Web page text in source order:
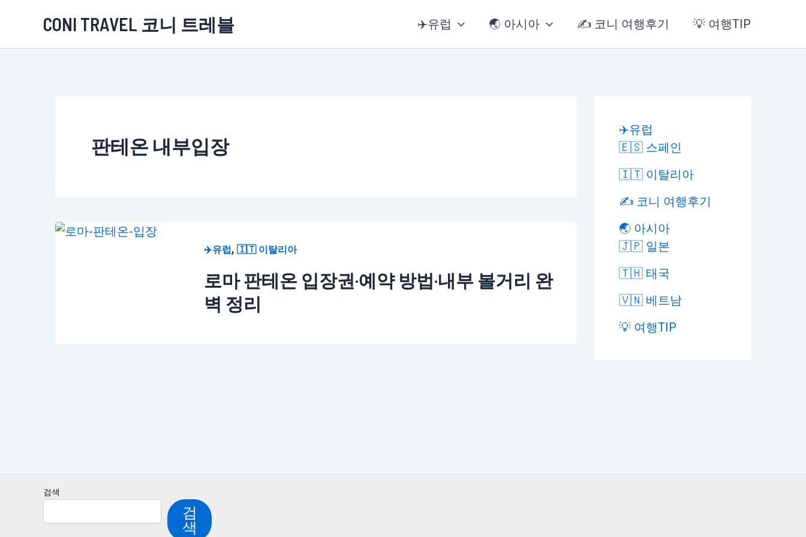
츠
CONI TRAVEL 코니 트레블 ✈️유럽 🌏 아시아 ✍️ 코니 여행후기 💡 여행TIP
판테온 내부입장
✈️유럽, 🇮🇹 이탈리아
로마 판테온 입장권·예약 방법·내부 볼거리 완
벽 정리
✈️유럽
🇪🇸 스페인
🇮🇹 이탈리아
✍️ 코니 여행후기
🌏 아시아
🇯🇵 일본
🇹🇭 태국
🇻🇳 베트남
💡 여행TIP
검색
검
색